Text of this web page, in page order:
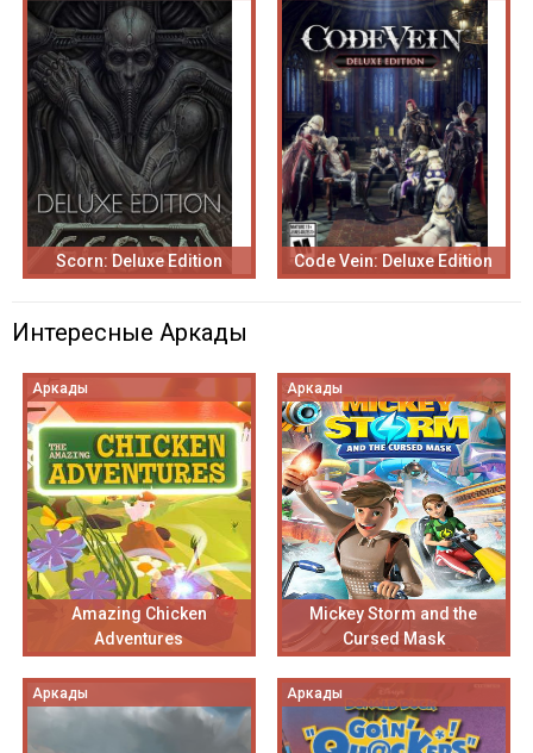
Scorn: Deluxe Edition Code Vein: Deluxe Edition
Интересные Аркады
Аркады
Amazing Chicken
Adventures
Аркады
Mickey Storm and the
Cursed Mask
Аркады Аркады